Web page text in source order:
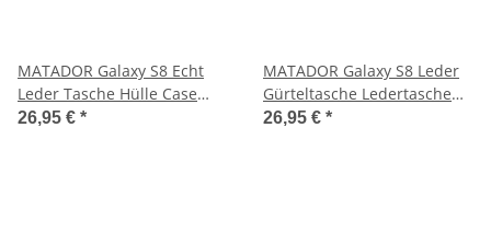
MATADOR Galaxy S8 Echt
Leder Tasche Hülle Case
Magnet Schlaufe
26,95 € *
MATADOR Galaxy S8 Leder
Gürteltasche Ledertasche
Schlaufe Braun
26,95 € *